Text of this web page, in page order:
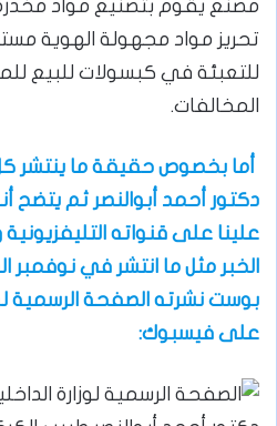
مصنع يقوم بتصنيع مواد
تحريز مواد مجهولة الهوية
للتعبئة في كبسولات للبيع
المخالفات.
أما بخصوص حقيقة ما ينتشر
دكتور أحمد أبوالنصر ثم يتضح
علينا على قنواته
الخبر مثل ما انتشر في نوفمبر
بوست نشرته الصفحة الرسمية
على فيسبوك: